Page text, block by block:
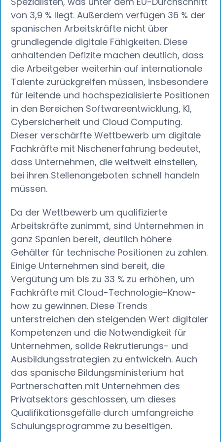
von 3,9 % liegt. Außerdem verfügen 36 % der
spanischen Arbeitskräfte nicht über
grundlegende digitale Fähigkeiten. Diese
anhaltenden Defizite machen deutlich, dass
die Arbeitgeber weiterhin auf internationale
Talente zurückgreifen müssen, insbesondere
für leitende und hochspezialisierte Positionen
in den Bereichen Softwareentwicklung, KI,
Cybersicherheit und Cloud Computing.
Dieser verschärfte Wettbewerb um digitale
Fachkräfte mit Nischenerfahrung bedeutet,
dass Unternehmen, die weltweit einstellen,
bei ihren Stellenangeboten schnell handeln
müssen.
Da der Wettbewerb um qualifizierte
Arbeitskräfte zunimmt, sind Unternehmen in
ganz Spanien bereit, deutlich höhere
Gehälter für technische Positionen zu zahlen.
Einige Unternehmen sind bereit, die
Vergütung um bis zu 33 % zu erhöhen, um
Fachkräfte mit Cloud-Technologie-Know-
how zu gewinnen. Diese Trends
unterstreichen den steigenden Wert digitaler
Kompetenzen und die Notwendigkeit für
Unternehmen, solide Rekrutierungs- und
Ausbildungsstrategien zu entwickeln. Auch
das spanische Bildungsministerium hat
Partnerschaften mit Unternehmen des
Privatsektors geschlossen, um dieses
Qualifikationsgefälle durch umfangreiche
Schulungsprogramme zu beseitigen.